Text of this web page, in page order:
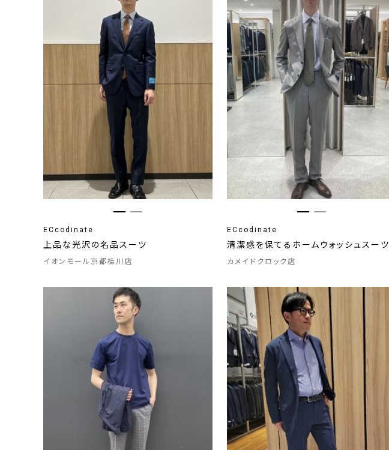
ECcodinate
上品な光沢の名品スーツ
イオンモール京都桂川店
ECcodinate
清潔感を保てるホームウォッシュスーツ
カメイドクロック店